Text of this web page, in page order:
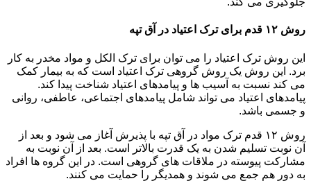
روش ۱۲ قدم برای ترک اعتیاد در آق تپه
این روش ترک اعتیاد را می توان برای ترک الکل و مواد مخدر به کار
برد. این روش یک روش گروهی ترک اعتیاد است که به بیمار کمک
می کند نسبت به آسیب ها و پیامدهای اعتیاد شناخت پیدا کند.
پیامدهای اعتیاد می تواند شامل پیامدهای اجتماعی، عاطفی، روانی
و جسمی باشد.
روش ۱۲ قدم ترک مواد در آق تپه با پذیرش آغاز می شود و بعد از
آن نوبت تسلیم شدن به یک قدرت بالاتر است. بعد از آن نوبت به
مشارکت پیوسته در ملاقات های گروهی است. در این گروه ها افراد
به دور هم جمع می شوند و همدیگر را حمایت می کنند.